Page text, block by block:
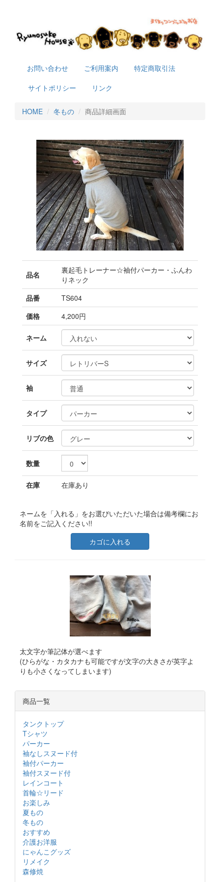
お問い合わせ ご利用案内
特定商取引法
サイトポリシー
リンク
HOME 冬もの 商品詳細画面
品名
裏起毛トレーナー☆袖付パーカー・ふんわ
りネック
品番
TS604
価格
4,200円
ネーム
サイズ
袖
タイプ
リブの色
数量
在庫 在庫あり
ネームを「入れる」をお選びいただいた場合は備考欄にお
名前をご記入ください!!
カゴに入れる
太文字か筆記体が選べます
(ひらがな・カタカナも可能ですが文字の大きさが英字よ
りも小さくなってしまいます)
商品一覧
タンクトップ
Tシャツ
パーカー
袖なしスヌード付
袖付パーカー
袖付スヌード付
レインコート
首輪☆リード
お楽しみ
夏もの
冬もの
おすすめ
介護お洋服
にゃんこグッズ
リメイク
森修焼